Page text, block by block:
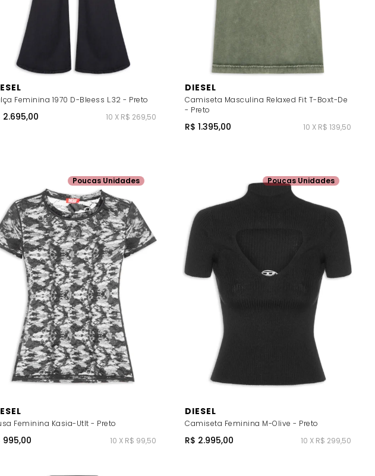
Feminina 1970 D-Bleess L.32 - Preto
2.695,00 10 X R$ 269,50
DIESEL
Camiseta Masculina Relaxed Fit T-Boxt-De
- Preto
R$ 1.395,00 10 X R$ 139,50
Feminina Kasia-Utlt - Preto
995,00 10 X R$ 99,50
Poucas Unidades
DIESEL
Camiseta Feminina M-Olive - Preto
R$ 2.995,00 10 X R$ 299,50
Poucas Unidades